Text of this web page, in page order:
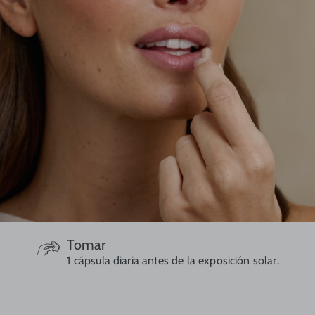
Tomar
1 cápsula diaria antes de la exposición solar.